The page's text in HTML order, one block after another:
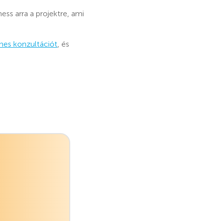
arra a projektre, ami
konzultációt, és